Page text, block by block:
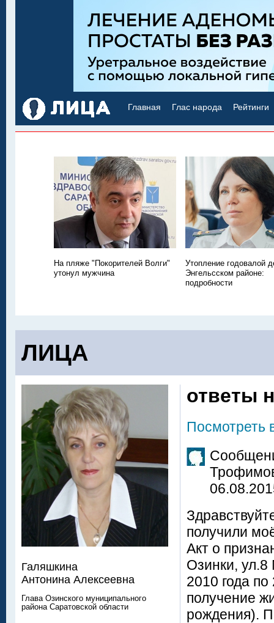
Главная Глас народа Рейтинги
На пляже "Покорителей Волги"
утонул мужчина
Утопление годовалой
Энгельсском районе:
подробности
ЛИЦА
ответы
Посмотреть
получили
Акт о
Озинки,
2010 года
получение
рождения).
Галяшкина
Антонина Алексеевна
Глава Озинского муниципального
района Саратовской области